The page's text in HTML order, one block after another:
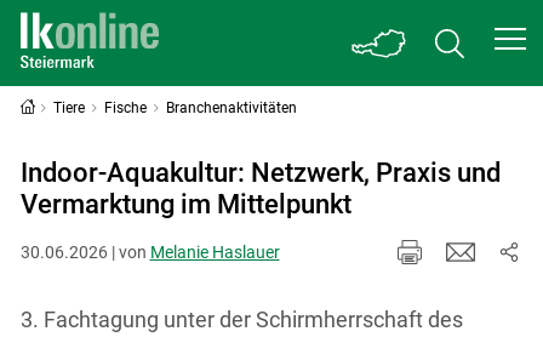
Tiere Fische Branchenaktivitäten
Indoor-Aquakultur: Netzwerk, Praxis und
Vermarktung im Mittelpunkt
30.06.2026 | von Melanie Haslauer
3. Fachtagung unter der Schirmherrschaft des